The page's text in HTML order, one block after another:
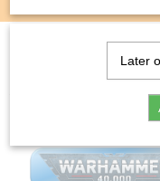
MiniatureLater